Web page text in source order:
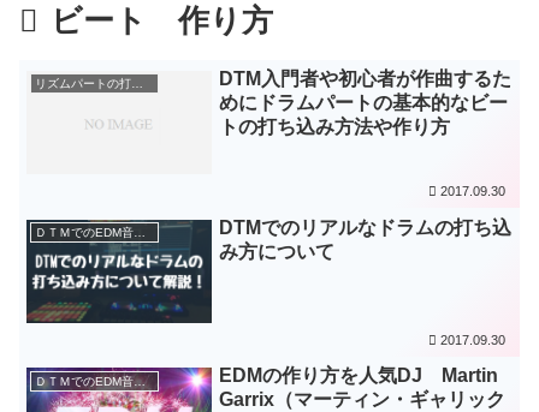
ビート 作り方
リズムパートの打ち込み
DTM入門者や初心者が作曲するた
めにドラムパートの基本的なビー
トの打ち込み方法や作り方
2017.09.30
ＤＴＭでのEDM音楽制作
DTMでのリアルなドラムの打ち込
み方について
2017.09.30
ＤＴＭでのEDM音楽制作
EDMの作り方を人気DJ Martin
Garrix（マーティン・ギャリック